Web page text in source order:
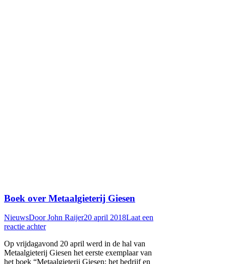
Boek over Metaalgieterij Giesen
NieuwsDoorJohn Raijer20 april 2018Laat een
reactie achter
Op vrijdagavond 20 april werd in de hal van
Metaalgieterij Giesen het eerste exemplaar van
het boek “Metaalgieterij Giesen; het bedrijf en